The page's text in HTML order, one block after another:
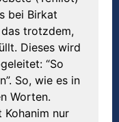
bei Birkat
trotzdem,
Dieses wird
“So
So, wie es in
Worten.
Kohanim nur